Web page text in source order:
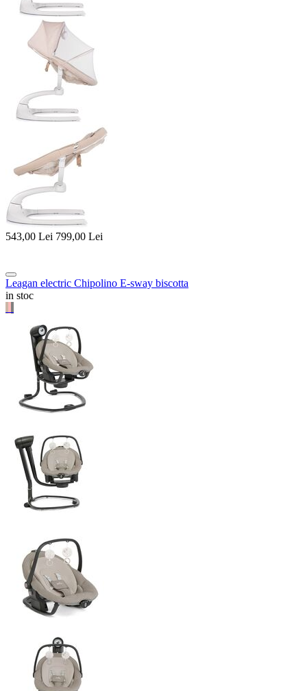
543,00 Lei 799,00 Lei
Leagan electric Chipolino E-sway biscotta
in stoc